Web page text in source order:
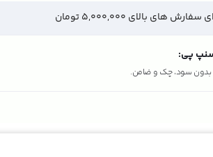
های بالای 5,000,000 تومان
پی: